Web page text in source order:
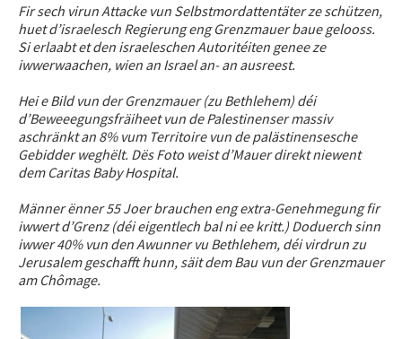
Fir sech virun Attacke vun Selbstmordattentäter ze schützen,
huet d’israelesch Regierung eng Grenzmauer baue gelooss.
Si erlaabt et den israeleschen Autoritéiten genee ze
iwwerwaachen, wien an Israel an- an ausreest.
Hei e Bild vun der Grenzmauer (zu Bethlehem) déi
d’Beweeegungsfräiheet vun de Palestinenser massiv
aschränkt an 8% vum Territoire vun de palästinensesche
Gebidder weghëlt. Dës Foto weist d’Mauer direkt niewent
dem Caritas Baby Hospital.
Männer ënner 55 Joer brauchen eng extra-Genehmegung fir
iwwert d’Grenz (déi eigentlech bal ni ee kritt.) Doduerch sinn
iwwer 40% vun den Awunner vu Bethlehem, déi virdrun zu
Jerusalem geschafft hunn, säit dem Bau vun der Grenzmauer
am Chômage.